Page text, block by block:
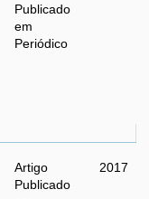
Publicado
em
Periódico
Artigo
Publicado
2017